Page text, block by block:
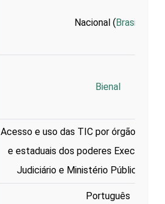
Nacional (Brasil
Bienal
Acesso e uso das TIC por órgãos
e estaduais dos poderes Executivo,
Judiciário e Ministério Público e
Português